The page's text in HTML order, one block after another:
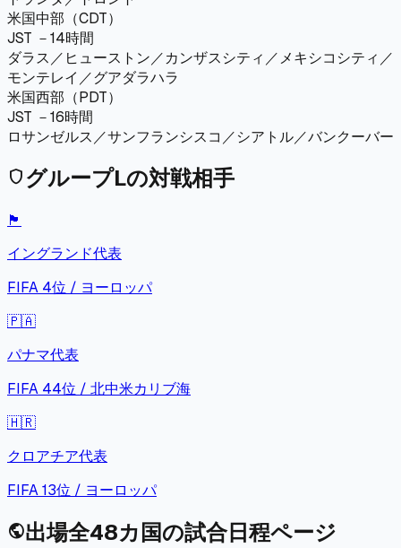
米国中部（CDT）
JST －14時間
ダラス／ヒューストン／カンザスシティ／メキシコシティ／
モンテレイ／グアダラハラ
米国西部（PDT）
JST －16時間
ロサンゼルス／サンフランシスコ／シアトル／バンクーバー
shield グループLの対戦相手
🏴󠁧󠁢󠁥󠁮󠁧󠁿
イングランド代表
FIFA 4位 / ヨーロッパ
🇵🇦
パナマ代表
FIFA 44位 / 北中米カリブ海
🇭🇷
クロアチア代表
FIFA13位 / ヨーロッパ
public出場全48カ国の試合日程ページ